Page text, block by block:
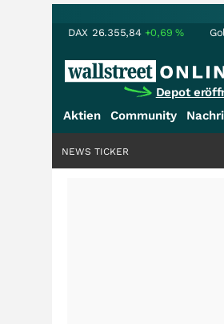
DAX 26.355,84 +0,69%
Depot
Aktien Community
NEWS TICKER